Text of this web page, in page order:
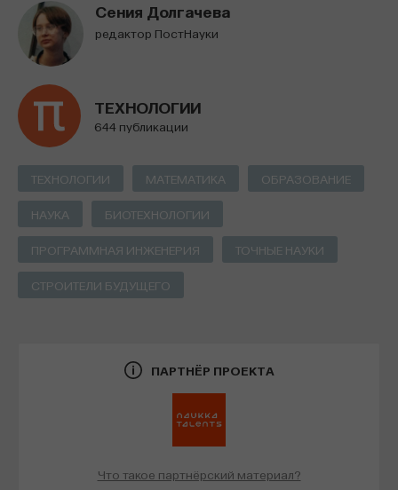
Сения Долгачева
редактор ПостНауки
ТЕХНОЛОГИИ
644 публикации
ТЕХНОЛОГИИ МАТЕМАТИКА ОБРАЗОВАНИЕ
НАУКА БИОТЕХНОЛОГИИ
ПРОГРАММНАЯ ИНЖЕНЕРИЯ ТОЧНЫЕ НАУКИ
СТРОИТЕЛИ БУДУЩЕГО
ПАРТНЁР ПРОЕКТА
Что такое партнёрский материал?